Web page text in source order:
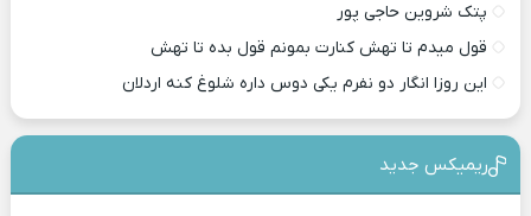
پتک شروین حاجی پور
قول میدم تا تهش کنارت بمونم قول بده تا تهش
این روزا انگار دو نفرم یکی دوس داره شلوغ کنه اردلان
ریمیکس جدید